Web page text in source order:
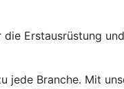
Erstausrüstung
jede Branche. Mit